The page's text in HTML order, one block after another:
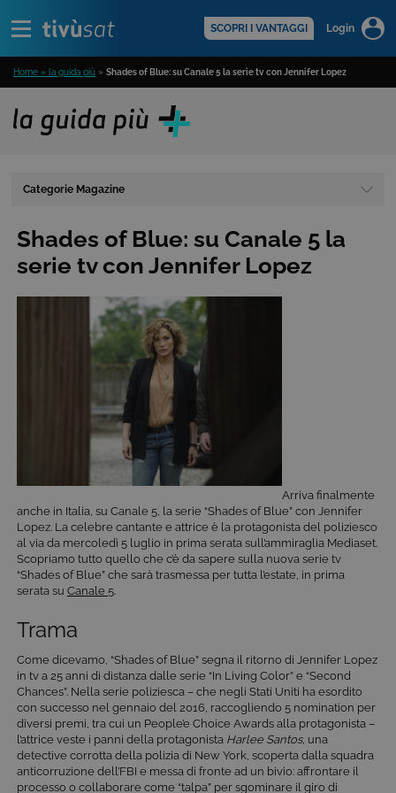
SCOPRI I VANTAGGI Login
Home » la guida più » Shades of Blue: su Canale 5 la serie tv con Jennifer Lopez
Categorie Magazine
Shades of Blue: su Canale 5 la
serie tv con Jennifer Lopez
Arriva finalmente
anche in Italia, su Canale 5, la serie “Shades of Blue” con Jennifer
Lopez. La celebre cantante e attrice è la protagonista del poliziesco
al via da mercoledì 5 luglio in prima serata sull’ammiraglia Mediaset.
Scopriamo tutto quello che c’è da sapere sulla nuova serie tv
“Shades of Blue” che sarà trasmessa per tutta l’estate, in prima
serata su Canale 5
Trama
Come dicevamo, “Shades of Blue” segna il ritorno di Jennifer Lopez
in tv a 25 anni di distanza dalle serie “In Living Color” e “Second
Chances”. Nella serie poliziesca – che negli Stati Uniti ha esordito
con successo nel gennaio del 2016, raccogliendo 5 nomination per
diversi premi, tra cui un People’e Choice Awards alla protagonista –
l’attrice veste i panni della protagonista Harlee Santos, una
detective corrotta della polizia di New York, scoperta dalla squadra
anticorruzione dell’FBI e messa di fronte ad un bivio: affrontare il
processo o collaborare come “talpa” per sgominare il giro di